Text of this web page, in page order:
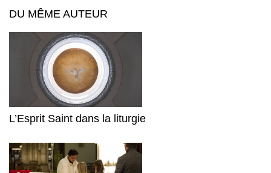
DU MÊME AUTEUR
L’Esprit Saint dans la liturgie